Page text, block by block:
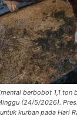
berbobot 1,1
(24/5/2026).
kurban pada Hari